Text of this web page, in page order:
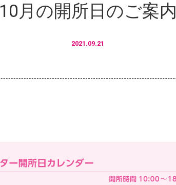
10月の開所日のご案内
2021.09.21